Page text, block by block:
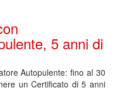
5 anni di
Autopulente: fino al 30
un Certificato di 5 anni